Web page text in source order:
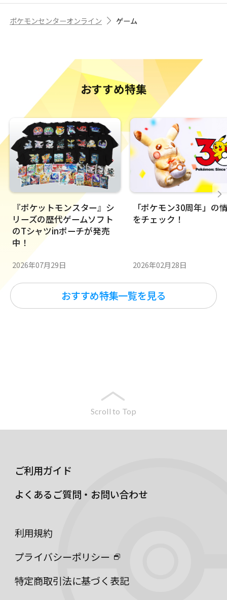
ポケモンセンターオンライン ゲーム
おすすめ特集
『ポケットモンスター』シ
リーズの歴代ゲームソフト
のTシャツinポーチが発売
中！
2026年07月29日
「ポケモン30周年」の
をチェック！
2026年02月28日
おすすめ特集一覧を見る
Scroll to Top
ご利用ガイド
よくあるご質問・お問い合わせ
利用規約
プライバシーポリシー
特定商取引法に基づく表記